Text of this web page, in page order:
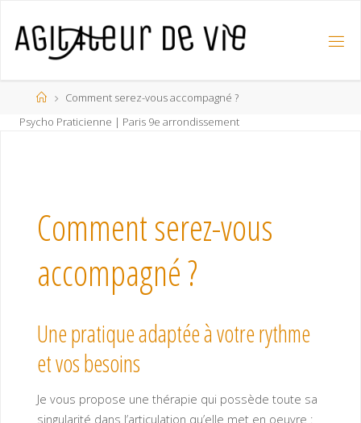
Psycho Praticienne | Paris 9e arrondissement
Comment serez-vous accompagné ?
Comment serez-vous
accompagné ?
Une pratique adaptée à votre rythme
et vos besoins
Je vous propose une thérapie qui possède toute sa
singularité dans l’articulation qu’elle met en oeuvre :